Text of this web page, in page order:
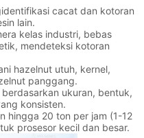
cacat dan kotoran
lain.
kelas industri, bebas
mendeteksi kotoran
hazelnut utuh, kernel,
panggang.
ukuran, bentuk,
konsisten.
20 ton per jam (1-12
prosesor kecil dan besar.